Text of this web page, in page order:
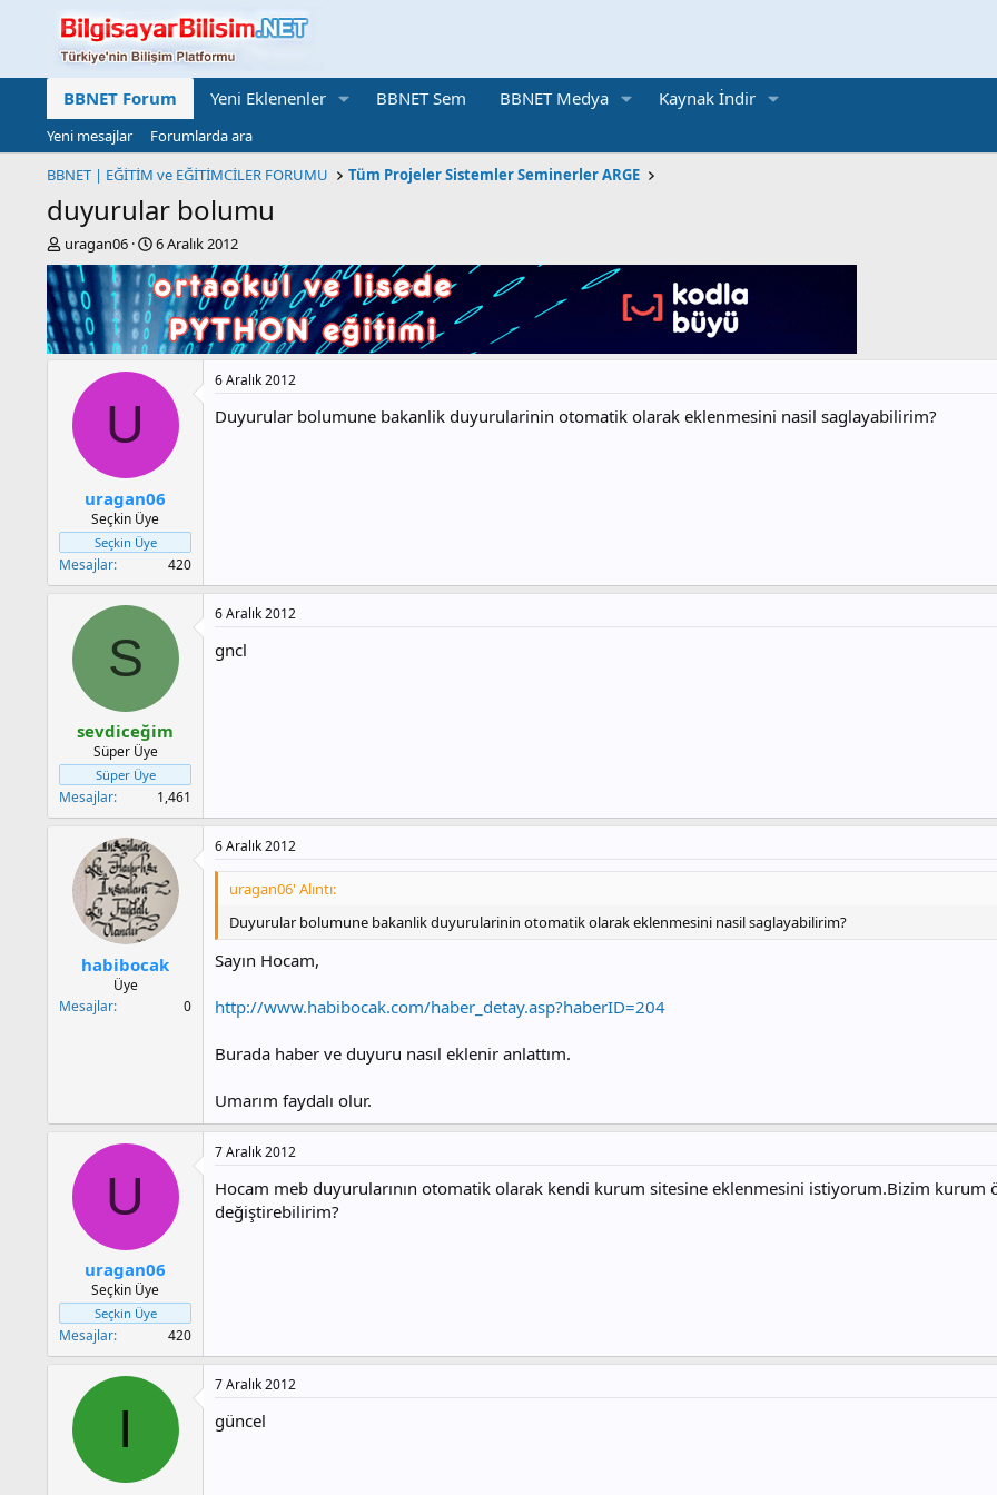
BBNET Forum Yeni Eklenenler BBNET Sem BBNET Medya Kaynak İndir
Yeni mesajlar
Forumlarda ara
BBNET | EĞİTİM ve EĞİTİMCİLER FORUMU
Tüm Projeler Sistemler Seminerler ARGE
duyurular bolumu
K
o
n
b
u
y
uragan06
B
a
ş
l
n
ı
r
h
i
6 Aralık 2012
U
uragan06
Seçkin Üye
Seçkin Üye
Mesajlar 420
6 Aralık 2012
Duyurular bolumune bakanlik duyurularinin otomatik olarak eklenmesini nasil saglayabilirim?
S
sevdiceğim
Süper Üye
Süper Üye
Mesajlar 1,461
6 Aralık 2012
gncl
habibocak
Üye
Mesajlar
0
6 Aralık 2012
uragan06' Alıntı:
Duyurular bolumune bakanlik duyurularinin otomatik olarak eklenmesini nasil saglayabilirim?
Sayın Hocam,
http://www.habibocak.com/haber_detay.asp?haberID=204
Burada haber ve duyuru nasıl eklenir anlattım.
Umarım faydalı olur.
U
uragan06
Seçkin Üye
Seçkin Üye
Mesajlar 420
7 Aralık 2012
Hocam meb duyurularının otomatik olarak kendi kurum sitesine eklenmesini istiyorum.Bizim kurum
değiştirebilirim?
I
7 Aralık 2012
güncel